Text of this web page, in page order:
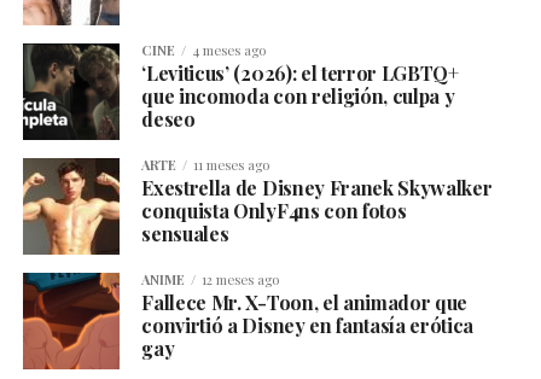
CINE 4 meses ago
‘Leviticus’ (2026): el terror LGBTQ+
que incomoda con religión, culpa y
deseo
ARTE 11 meses ago
Exestrella de Disney Franek Skywalker
conquista OnlyF4ns con fotos
sensuales
ANIME 12 meses ago
Fallece Mr. X-Toon, el animador que
convirtió a Disney en fantasía erótica
gay